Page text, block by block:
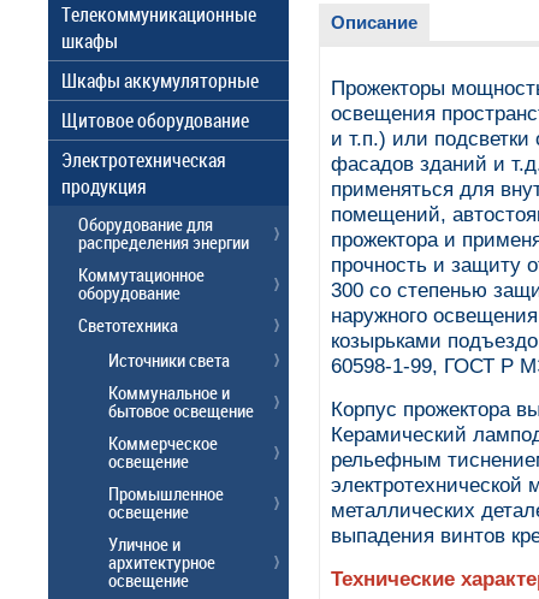
Описание
Прожекторы
освещения
и т.п.) или
фасадов зданий и
применяться для
помещений,
прожектора и
прочность и защиту
300 со степенью
наружного
козырьками
60598-1-99, ГОСТ Р
Корпус прожектора
Керамический
рельефным
электротехнической
металлических
выпадения винтов
Технические
Телекоммуникационные
шкафы
Шкафы аккумуляторные
Щитовое оборудование
Электротехническая
продукция
Оборудование для
распределения энергии
Коммутационное
оборудование
Светотехника
Источники света
Коммунальное и
бытовое освещение
Коммерческое
освещение
Промышленное
освещение
Уличное и
архитектурное
освещение